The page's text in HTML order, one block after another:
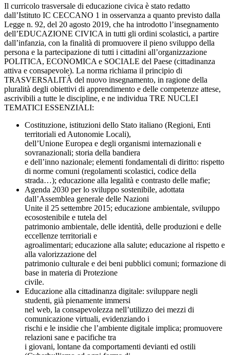
Il curricolo trasversale di educazione civica è stato redatto
dall’Istituto IC CECCANO 1 in osservanza a quanto previsto dalla
Legge n. 92, del 20 agosto 2019, che ha introdotto l’insegnamento
dell’EDUCAZIONE CIVICA in tutti gli ordini scolastici, a partire
dall’infanzia, con la finalità di promuovere il pieno sviluppo della
persona e la partecipazione di tutti i cittadini all’organizzazione
POLITICA, ECONOMICA e SOCIALE del Paese (cittadinanza
attiva e consapevole). La norma richiama il principio di
TRASVERSALITÀ del nuovo insegnamento, in ragione della
pluralità degli obiettivi di apprendimento e delle competenze attese,
ascrivibili a tutte le discipline, e ne individua TRE NUCLEI
TEMATICI ESSENZIALI:
Costituzione, istituzioni dello Stato italiano (Regioni, Enti
territoriali ed Autonomie Locali),
dell’Unione Europea e degli organismi internazionali e
sovranazionali; storia della bandiera
e dell’inno nazionale; elementi fondamentali di diritto: rispetto
di norme comuni (regolamenti scolastici, codice della
strada…); educazione alla legalità e contrasto delle mafie;
Agenda 2030 per lo sviluppo sostenibile, adottata
dall’Assemblea generale delle Nazioni
Unite il 25 settembre 2015; educazione ambientale, sviluppo
ecosostenibile e tutela del
patrimonio ambientale, delle identità, delle produzioni e delle
eccellenze territoriali e
agroalimentari; educazione alla salute; educazione al rispetto e
alla valorizzazione del
patrimonio culturale e dei beni pubblici comuni; formazione di
base in materia di Protezione
civile.
Educazione alla cittadinanza digitale: sviluppare negli
studenti, già pienamente immersi
nel web, la consapevolezza nell’utilizzo dei mezzi di
comunicazione virtuali, evidenziando i
rischi e le insidie che l’ambiente digitale implica; promuovere
relazioni sane e pacifiche tra
i giovani, lontane da comportamenti devianti ed ostili